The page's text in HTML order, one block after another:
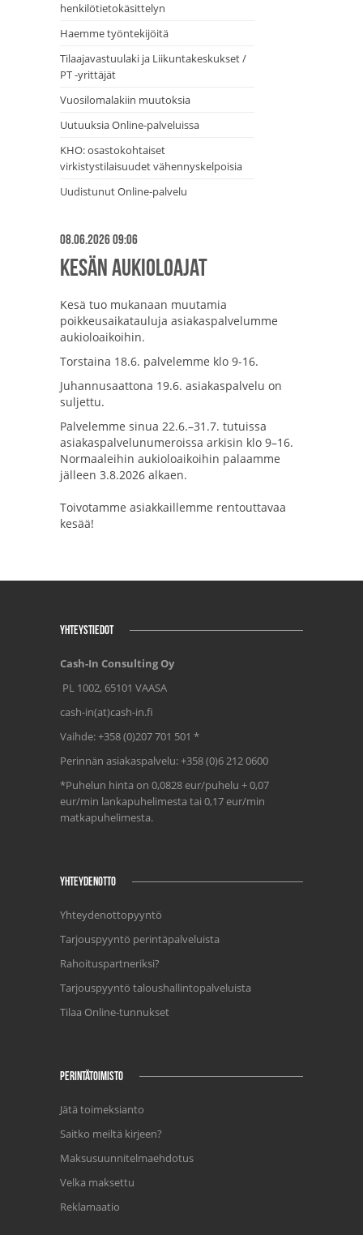
henkilötietokäsittelyn
Haemme työntekijöitä
Tilaajavastuulaki ja Liikuntakeskukset /
PT -yrittäjät
Vuosilomalakiin muutoksia
Uutuuksia Online-palveluissa
KHO: osastokohtaiset
virkistystilaisuudet vähennyskelpoisia
Uudistunut Online-palvelu
08.06.2026 09:06
Kesän aukioloajat
Kesä tuo mukanaan muutamia
poikkeusaikatauluja asiakaspalvelumme
aukioloaikoihin.
Torstaina 18.6. palvelemme klo 9-16.
Juhannusaattona 19.6. asiakaspalvelu on
suljettu.
Palvelemme sinua 22.6.–31.7. tutuissa
asiakaspalvelunumeroissa arkisin klo 9–16.
Normaaleihin aukioloaikoihin palaamme
jälleen 3.8.2026 alkaen.
Toivotamme asiakkaillemme rentouttavaa
kesää!
YHTEYSTIEDOT
Cash-In Consulting Oy
PL 1002, 65101 VAASA
cash-in(at)cash-in.fi
Vaihde: +358 (0)207 701 501 *
Perinnän asiakaspalvelu: +358 (0)6 212 0600
*Puhelun hinta on 0,0828 eur/puhelu + 0,07
eur/min lankapuhelimesta tai 0,17 eur/min
matkapuhelimesta.
YHTEYDENOTTO
Yhteydenottopyyntö
Tarjouspyyntö perintäpalveluista
Rahoituspartneriksi?
Tarjouspyyntö taloushallintopalveluista
Tilaa Online-tunnukset
PERINTÄTOIMISTO
Jätä toimeksianto
Saitko meiltä kirjeen?
Maksusuunnitelmaehdotus
Velka maksettu
Reklamaatio